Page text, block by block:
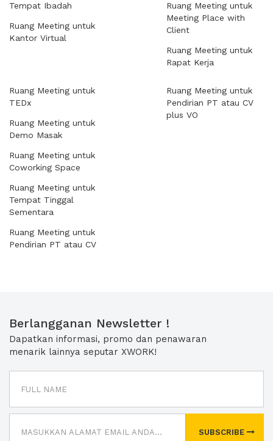
Tempat Ibadah
Ruang Meeting untuk
Kantor Virtual
Ruang Meeting untuk
Meeting Place with
Client
Ruang Meeting untuk
Rapat Kerja
Ruang Meeting untuk
TEDx
Ruang Meeting untuk
Demo Masak
Ruang Meeting untuk
Coworking Space
Ruang Meeting untuk
Tempat Tinggal
Sementara
Ruang Meeting untuk
Pendirian PT atau CV
Ruang Meeting untuk
Pendirian PT atau CV
plus VO
Berlangganan Newsletter !
Dapatkan informasi, promo dan penawaran
menarik lainnya seputar XWORK!
SUBSCRIBE